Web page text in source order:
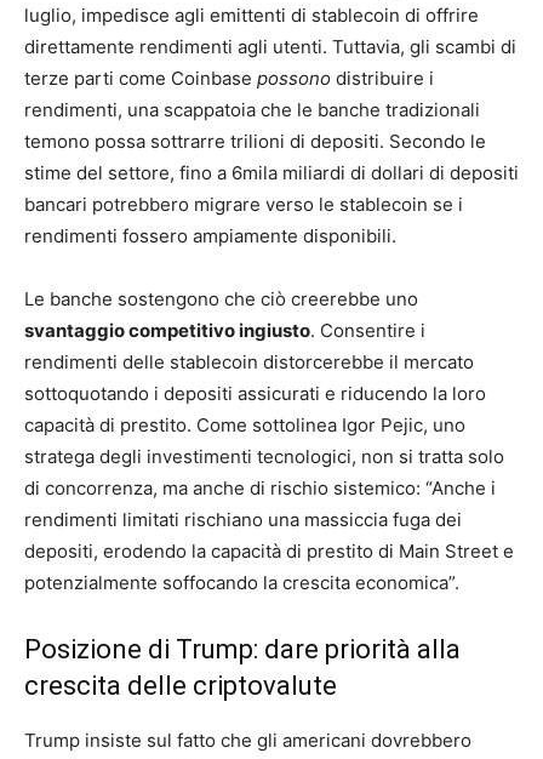
luglio, impedisce agli emittenti di stablecoin di offrire
direttamente rendimenti agli utenti. Tuttavia, gli scambi di
terze parti come Coinbase possono distribuire i
rendimenti, una scappatoia che le banche tradizionali
temono possa sottrarre trilioni di depositi. Secondo le
stime del settore, fino a 6mila miliardi di dollari di depositi
bancari potrebbero migrare verso le stablecoin se i
rendimenti fossero ampiamente disponibili.
Le banche sostengono che ciò creerebbe uno
svantaggio competitivo ingiusto. Consentire i
rendimenti delle stablecoin distorcerebbe il mercato
sottoquotando i depositi assicurati e riducendo la loro
capacità di prestito. Come sottolinea Igor Pejic, uno
stratega degli investimenti tecnologici, non si tratta solo
di concorrenza, ma anche di rischio sistemico: “Anche i
rendimenti limitati rischiano una massiccia fuga dei
depositi, erodendo la capacità di prestito di Main Street e
potenzialmente soffocando la crescita economica”.
Posizione di Trump: dare priorità alla
crescita delle criptovalute
Trump insiste sul fatto che gli americani dovrebbero